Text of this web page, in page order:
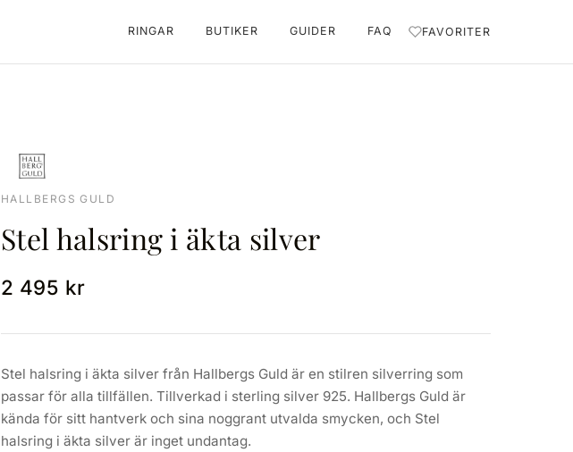
RINGAR BUTIKER GUIDER FAQ FAVORITER
HALLBERGS GULD
Stel halsring i äkta silver
2 495 kr
Stel halsring i äkta silver från Hallbergs Guld är en stilren silverring som
passar för alla tillfällen. Tillverkad i sterling silver 925. Hallbergs Guld är
kända för sitt hantverk och sina noggrant utvalda smycken, och Stel
halsring i äkta silver är inget undantag.